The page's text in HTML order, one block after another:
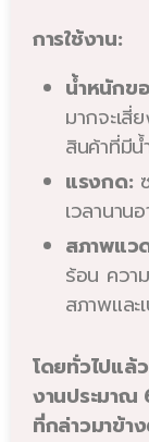
การใช้งาน:
น้ำหนักข
มากจะเ
สินค้าที่มีน้
แรงกด:
เวลานาน
สภาพแว
ร้อน ควา
สภาพและ
โดยทั่วไปแล้
งานประมาณ
ที่กล่าวมาข้า